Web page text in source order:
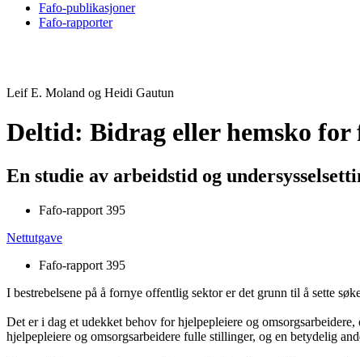
Fafo-publikasjoner
Fafo-rapporter
Leif E. Moland og Heidi Gautun
Deltid: Bidrag eller hemsko for
En studie av arbeidstid og
Fafo-rapport 395
Nettutgave
Fafo-rapport 395
I bestrebelsene på å fornye offentlig sektor er det grunn til å sette
Det er i dag et udekket behov for hjelpepleiere og
hjelpepleiere og omsorgsarbeidere fulle stillinger, og en betydelig